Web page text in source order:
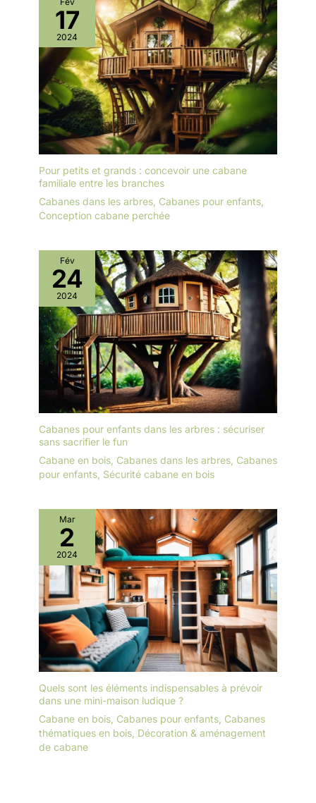
17
2024
Pour petits et grands : concevoir une cabane
familiale entre les branches
Cabanes dans les arbres Cabanes pour enfants
Conception cabane perchée
Fév
24
2024
Cabanes pour enfants dans les arbres : sécuriser
sans sacrifier le fun
Cabane en bois Cabanes dans les arbres Cabanes
pour enfants Sécurité cabane en bois
Mar
2
2024
Quels sont les éléments indispensables à prévoir
dans une mini-maison ludique ?
Cabane en bois Cabanes pour enfants Cabanes
thématiques en bois Décoration & aménagement
de cabane